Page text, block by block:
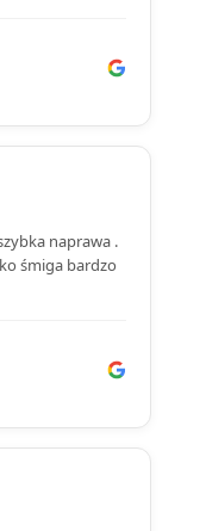
naprawa .
śmiga bardzo